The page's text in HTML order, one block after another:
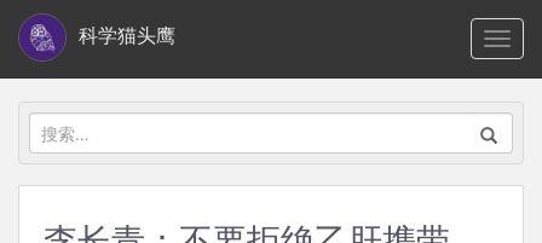
i
科学猫头鹰
搜
索：